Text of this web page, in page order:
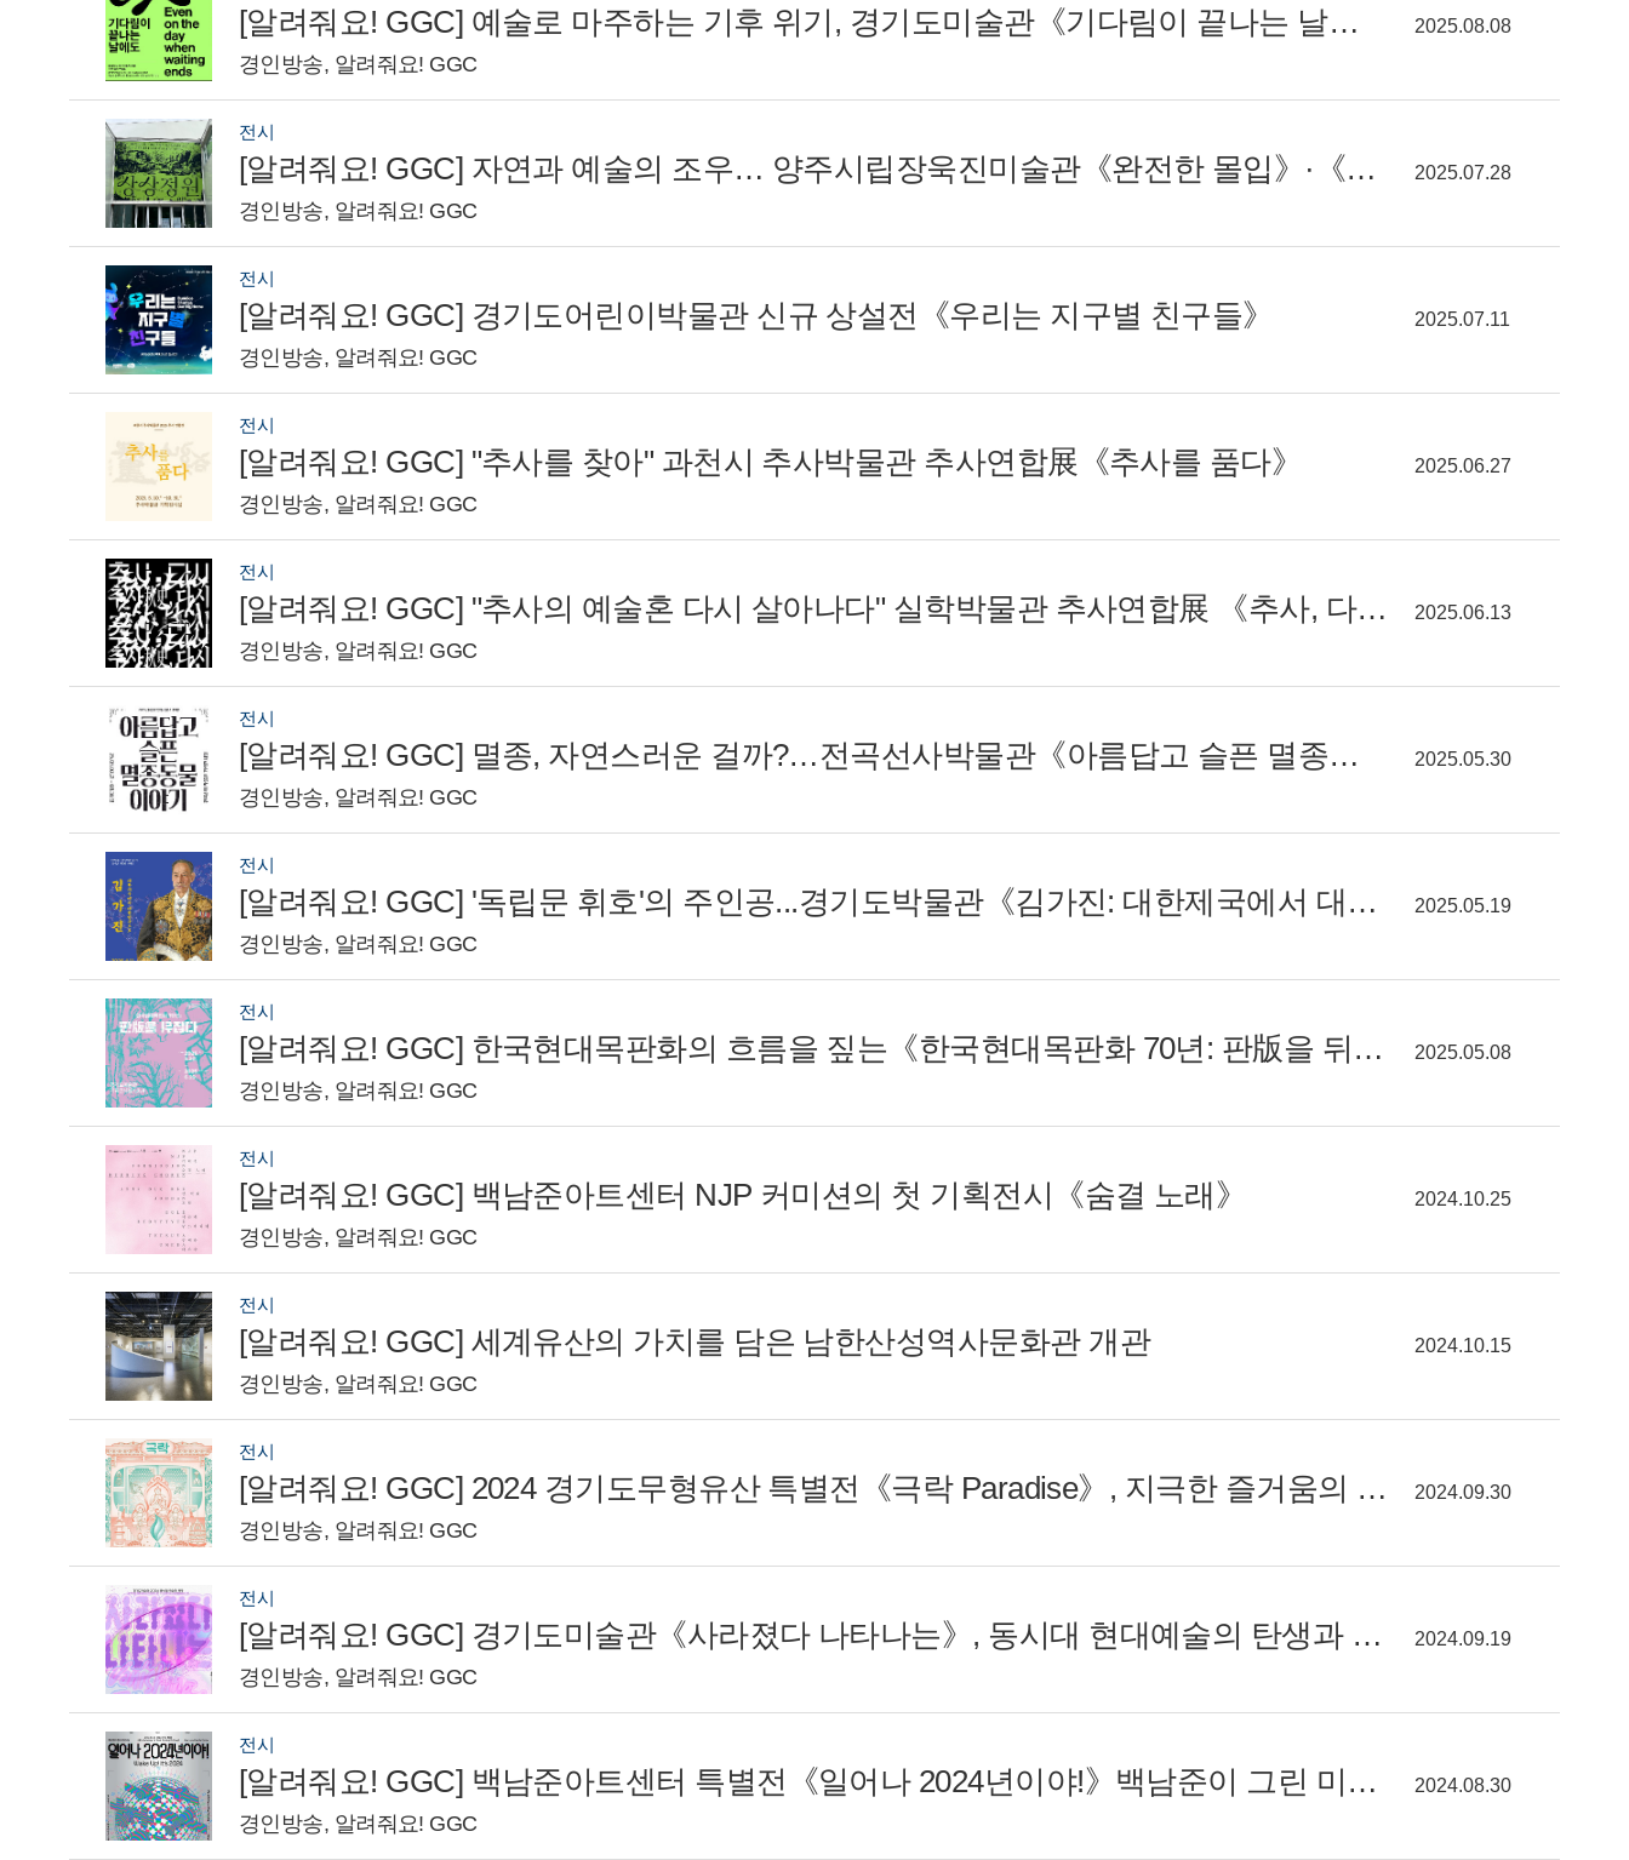
[알려줘요! GGC] 예술로 마주하는 기후 위기, 경기도미술관《기다림이 끝나는 날에도》
경인방송, 알려줘요! GGC
2025.08.08
전시
[알려줘요! GGC] 자연과 예술의 조우… 양주시립장욱진미술관《완전한 몰입》·《상상정원》展
경인방송, 알려줘요! GGC
2025.07.28
전시
[알려줘요! GGC] 경기도어린이박물관 신규 상설전《우리는 지구별 친구들》
경인방송, 알려줘요! GGC
2025.07.11
전시
[알려줘요! GGC] "추사를 찾아" 과천시 추사박물관 추사연합展《추사를 품다》
경인방송, 알려줘요! GGC
2025.06.27
전시
[알려줘요! GGC] "추사의 예술혼 다시 살아나다" 실학박물관 추사연합展 《추사, 다시》
경인방송, 알려줘요! GGC
2025.06.13
전시
[알려줘요! GGC] 멸종, 자연스러운 걸까?…전곡선사박물관《아름답고 슬픈 멸종동물 이야기》
경인방송, 알려줘요! GGC
2025.05.30
전시
[알려줘요! GGC] '독립문 휘호'의 주인공...경기도박물관《김가진: 대한제국에서 대한민국으로》
경인방송, 알려줘요! GGC
2025.05.19
전시
[알려줘요! GGC] 한국현대목판화의 흐름을 짚는《한국현대목판화 70년: 판版을 뒤집다》
경인방송, 알려줘요! GGC
2025.05.08
전시
[알려줘요! GGC] 백남준아트센터 NJP 커미션의 첫 기획전시《숨결 노래》
경인방송, 알려줘요! GGC
2024.10.25
전시
[알려줘요! GGC] 세계유산의 가치를 담은 남한산성역사문화관 개관
경인방송, 알려줘요! GGC
2024.10.15
전시
[알려줘요! GGC] 2024 경기도무형유산 특별전《극락 Paradise》, 지극한 즐거움의 세계로 떠나는 여정
경인방송, 알려줘요! GGC
2024.09.30
전시
[알려줘요! GGC] 경기도미술관《사라졌다 나타나는》, 동시대 현대예술의 탄생과 변화를 보다
경인방송, 알려줘요! GGC
2024.09.19
전시
[알려줘요! GGC] 백남준아트센터 특별전《일어나 2024년이야!》백남준이 그린 미래, 우리의 현재를 보다
경인방송, 알려줘요! GGC
2024.08.30